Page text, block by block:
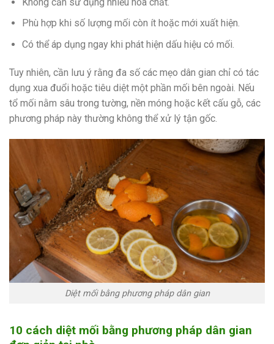
Phù hợp khi số lượng mối còn ít hoặc mới xuất hiện.
Có thể áp dụng ngay khi phát hiện dấu hiệu có mối.
Tuy nhiên, cần lưu ý rằng đa số các mẹo dân gian chỉ có tác
dụng xua đuổi hoặc tiêu diệt một phần mối bên ngoài. Nếu
tổ mối nằm sâu trong tường, nền móng hoặc kết cấu gỗ, các
phương pháp này thường không thể xử lý tận gốc.
Diệt mối bằng phương pháp dân gian
10 cách diệt mối bằng phương pháp dân gian